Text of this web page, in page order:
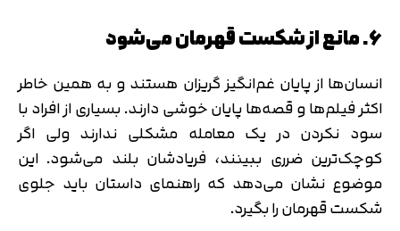
6. مانع از شکست قهرمان می‌شود
انسان‌ها از پایان غم‌انگیز گریزان هستند و به همین خاطر
اکثر فیلم‌ها و قصه‌ها پایان خوشی دارند. بسیاری از افراد با
سود نکردن در یک معامله مشکلی ندارند ولی اگر
کوچک‌ترین ضرری ببینند، فریادشان بلند می‌شود. این
موضوع نشان می‌دهد که راهنمای داستان باید جلوی
شکست قهرمان را بگیرد.